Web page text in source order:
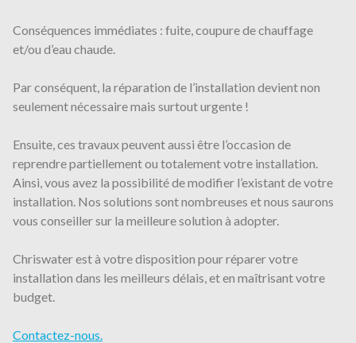
Conséquences immédiates : fuite, coupure de chauffage
et/ou d’eau chaude.
Par conséquent, la réparation de l’installation devient non
seulement nécessaire mais surtout urgente !
Ensuite, ces travaux peuvent aussi être l’occasion de
reprendre partiellement ou totalement votre installation.
Ainsi, vous avez la possibilité de modifier l’existant de votre
installation. Nos solutions sont nombreuses et nous saurons
vous conseiller sur la meilleure solution à adopter.
Chriswater est à votre disposition pour réparer votre
installation dans les meilleurs délais, et en maîtrisant votre
budget.
Contactez-nous.